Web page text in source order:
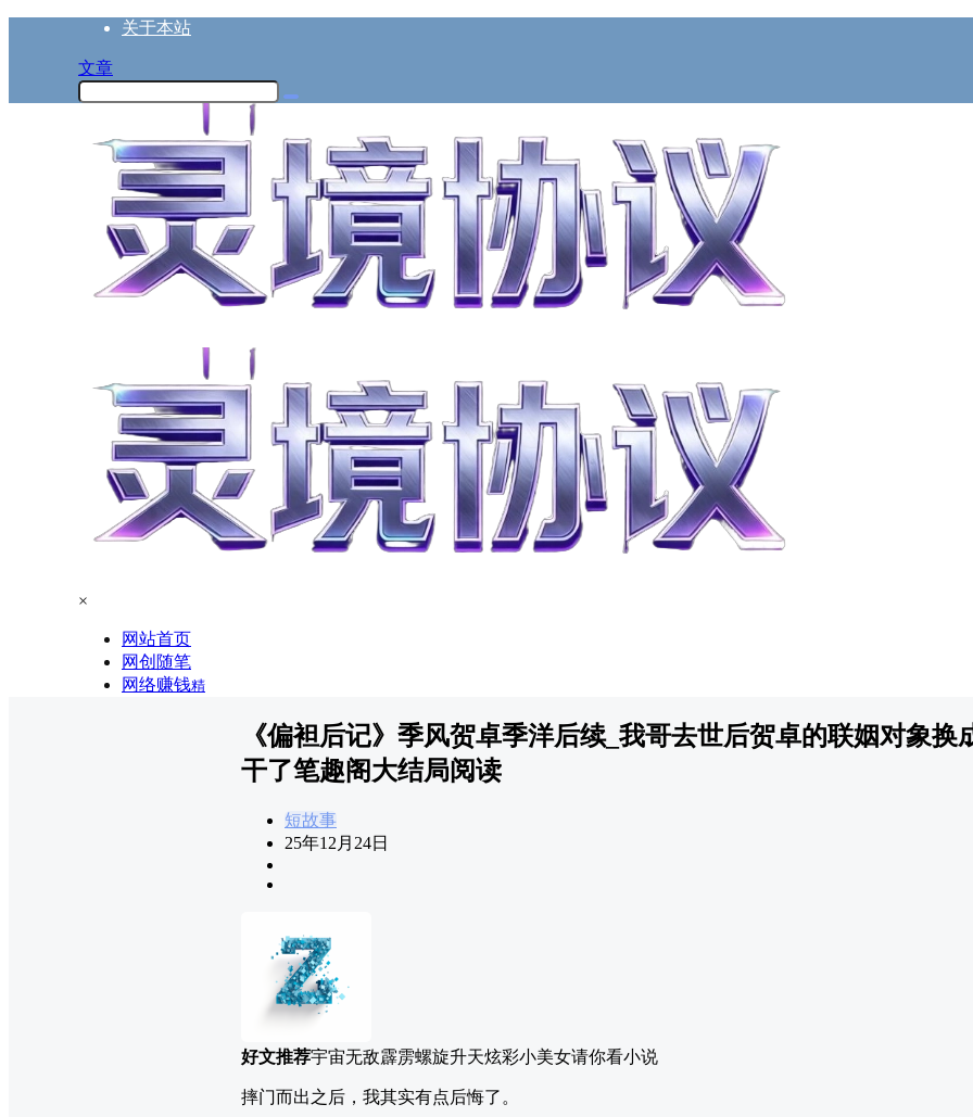
关于本站
文章
×
网站首页
网创随笔
网络赚钱精
《偏袒后记》季风贺卓季洋后续_我哥去世后贺卓的联姻对象换
干了笔趣阁大结局阅读
短故事
25年12月24日
好文推荐宇宙无敌霹雳螺旋升天炫彩小美女请你看小说
摔门而出之后，我其实有点后悔了。